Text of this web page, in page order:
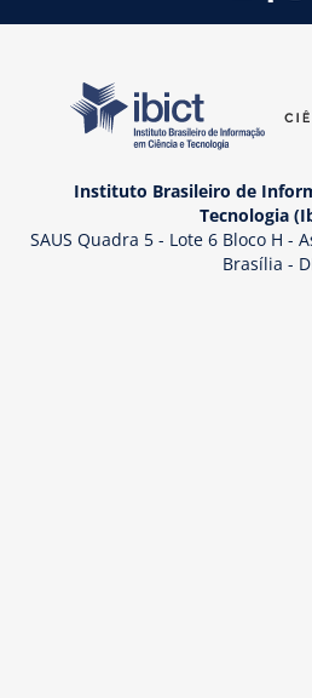
Instituto Brasileiro de
Tecnologia
SAUS Quadra 5 - Lote 6 Bloco H -
Brasília -